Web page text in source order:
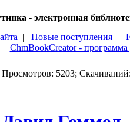
- электронная
| Новые поступления |
| ChmBookCreator -
Просмотров: 5203;